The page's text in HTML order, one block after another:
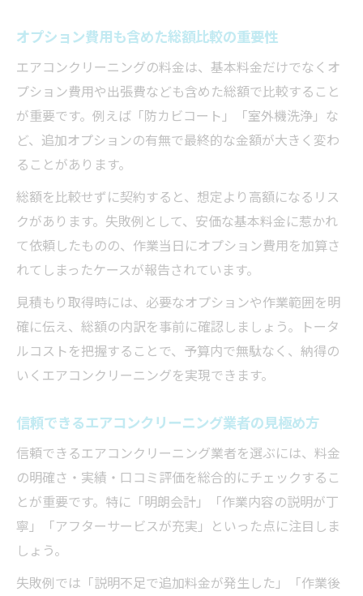
オプション費用も含めた総額比較の重要性
エアコンクリーニングの料金は、基本料金だけでなくオ
プション費用や出張費なども含めた総額で比較すること
が重要です。例えば「防カビコート」「室外機洗浄」な
ど、追加オプションの有無で最終的な金額が大きく変わ
ることがあります。
総額を比較せずに契約すると、想定より高額になるリス
クがあります。失敗例として、安価な基本料金に惹かれ
て依頼したものの、作業当日にオプション費用を加算さ
れてしまったケースが報告されています。
見積もり取得時には、必要なオプションや作業範囲を明
確に伝え、総額の内訳を事前に確認しましょう。トータ
ルコストを把握することで、予算内で無駄なく、納得の
いくエアコンクリーニングを実現できます。
信頼できるエアコンクリーニング業者の見極め方
信頼できるエアコンクリーニング業者を選ぶには、料金
の明確さ・実績・口コミ評価を総合的にチェックするこ
とが重要です。特に「明朗会計」「作業内容の説明が丁
寧」「アフターサービスが充実」といった点に注目しま
しょう。
失敗例では「説明不足で追加料金が発生した」「作業後